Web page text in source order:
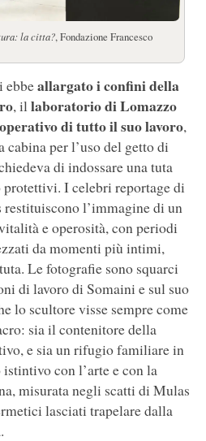
la citta?, Fondazione Francesco
ebbeallargato i confini della
, il laboratorio di Lomazzo
di tutto il suo lavoro,
per l’uso del getto di
di indossare una tuta
protettivi. I celebri reportage di
l’immagine di un
e operosità, con periodi
da momenti più intimi,
Le fotografie sono squarci
di lavoro di Somaini e sul suo
lo scultore visse sempre come
sia il contenitore della
e sia un rifugio familiare in
con l’arte e con la
misurata negli scatti di Mulas
lasciati trapelare dalla